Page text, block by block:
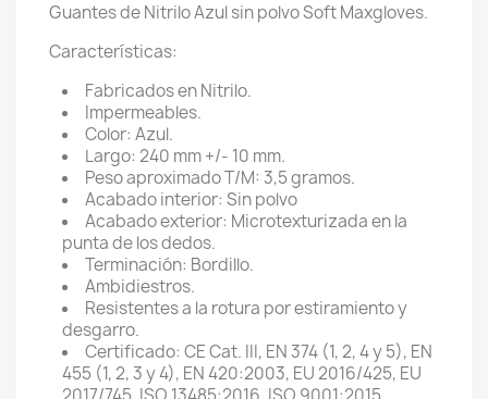
Guantes de Nitrilo Azul sin polvo Soft Maxgloves.
Características:
Fabricados en Nitrilo.
Impermeables.
Color: Azul.
Largo: 240 mm +/- 10 mm.
Peso aproximado T/M: 3,5 gramos.
Acabado interior: Sin polvo
Acabado exterior: Microtexturizada en la
punta de los dedos.
Terminación: Bordillo.
Ambidiestros.
Resistentes a la rotura por estiramiento y
desgarro.
Certificado: CE Cat. III, EN 374 (1, 2, 4 y 5), EN
455 (1, 2, 3 y 4), EN 420:2003, EU 2016/425, EU